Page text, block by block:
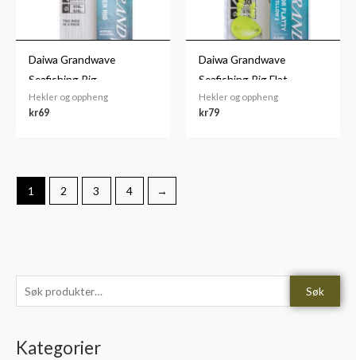
ø
e
Søk
Kategorier
ia
Daiwa Grandwave
Seafishing Rig
Hekler og oppheng
kr69
Daiwa Grandwave
Seafishing Rig Flat
Hekler og oppheng
kr79
1 2 3 4 →